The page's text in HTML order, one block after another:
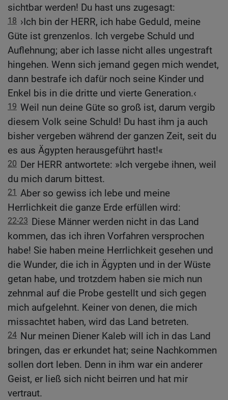
sichtbar werden! Du hast uns zugesagt:
18 ›Ich bin der HERR, ich habe Geduld, meine
Güte ist grenzenlos. Ich vergebe Schuld und
Auflehnung; aber ich lasse nicht alles ungestraft
hingehen. Wenn sich jemand gegen mich wendet,
dann bestrafe ich dafür noch seine Kinder und
Enkel bis in die dritte und vierte Generation.‹
19 Weil nun deine Güte so groß ist, darum vergib
diesem Volk seine Schuld! Du hast ihm ja auch
bisher vergeben während der ganzen Zeit, seit du
es aus Ägypten herausgeführt hast!«
20 Der HERR antwortete: »Ich vergebe ihnen, weil
du mich darum bittest.
21 Aber so gewiss ich lebe und meine
Herrlichkeit die ganze Erde erfüllen wird:
22-23 Diese Männer werden nicht in das Land
kommen, das ich ihren Vorfahren versprochen
habe! Sie haben meine Herrlichkeit gesehen und
die Wunder, die ich in Ägypten und in der Wüste
getan habe, und trotzdem haben sie mich nun
zehnmal auf die Probe gestellt und sich gegen
mich aufgelehnt. Keiner von denen, die mich
missachtet haben, wird das Land betreten.
24 Nur meinen Diener Kaleb will ich in das Land
bringen, das er erkundet hat; seine Nachkommen
sollen dort leben. Denn in ihm war ein anderer
Geist, er ließ sich nicht beirren und hat mir
vertraut.